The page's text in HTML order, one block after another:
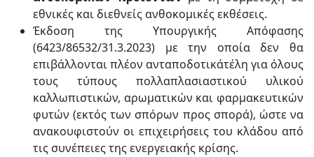
εθνικές και διεθνείς ανθοκομικές εκθέσεις.
Έκδοση της Υπουργικής Απόφασης
(6423/86532/31.3.2023) με την οποία δεν θα
επιβάλλονται πλέον ανταποδοτικάτέλη για όλους
τους τύπους πολλαπλασιαστικού υλικού
καλλωπιστικών, αρωματικών και φαρμακευτικών
φυτών (εκτός των σπόρων προς σπορά), ώστε να
ανακουφιστούν οι επιχειρήσεις του κλάδου από
τις συνέπειες της ενεργειακής κρίσης.